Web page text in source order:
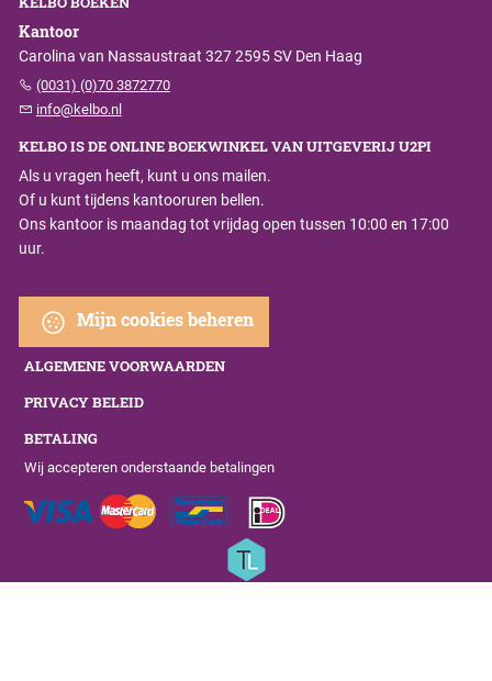
Kantoor
Carolina van Nassaustraat 327 2595 SV Den Haag
(0031) (0)70 3872770
info@kelbo.nl
KELBO IS DE ONLINE BOEKWINKEL VAN UITGEVERIJ U2PI
Als u vragen heeft, kunt u ons mailen.
Of u kunt tijdens kantooruren bellen.
Ons kantoor is maandag tot vrijdag open tussen 10:00 en 17:00
uur.
Mijn cookies beheren
ALGEMENE VOORWAARDEN
PRIVACY BELEID
BETALING
Wij accepteren onderstaande betalingen